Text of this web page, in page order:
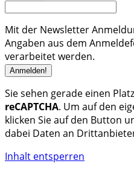
Mit der Newsletter
Angaben aus dem
verarbeitet werden.
Sie sehen gerade einen
reCAPTCHA. Um auf den
klicken Sie auf den Button
dabei Daten an
Inhalt entsperren